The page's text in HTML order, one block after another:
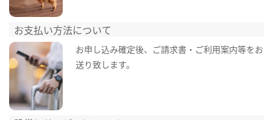
お支払い方法について
お申し込み確定後、ご請求書・ご利用案内等をお
送り致します。